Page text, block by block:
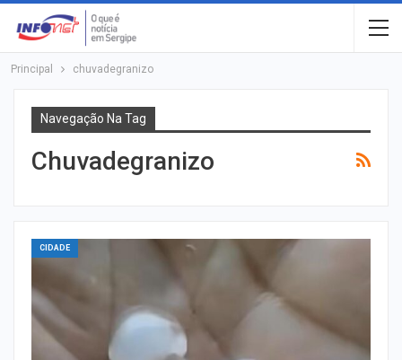
Principal chuvadegranizo
Navegação Na Tag
Chuvadegranizo
CIDADE